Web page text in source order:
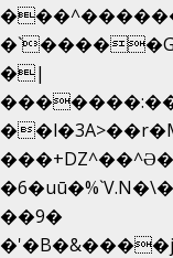
�|
��9�